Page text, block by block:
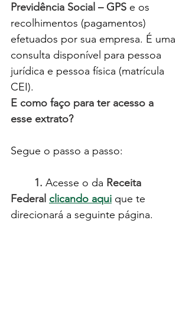
Previdência Social – GPS e os
recolhimentos (pagamentos)
efetuados por sua empresa. É uma
consulta disponível para pessoa
jurídica e pessoa física (matrícula
CEI).
E como faço para ter acesso a
esse extrato?
Segue o passo a passo:
1. Acesse o da Receita
Federal clicando aqui que te
direcionará a seguinte página.